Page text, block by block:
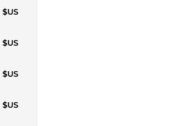
$US
$US
$US
$US